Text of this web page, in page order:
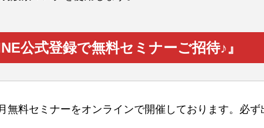
公式登録で無料セミナーご招待♪』
無料セミナーをオンラインで開催しております。必ず